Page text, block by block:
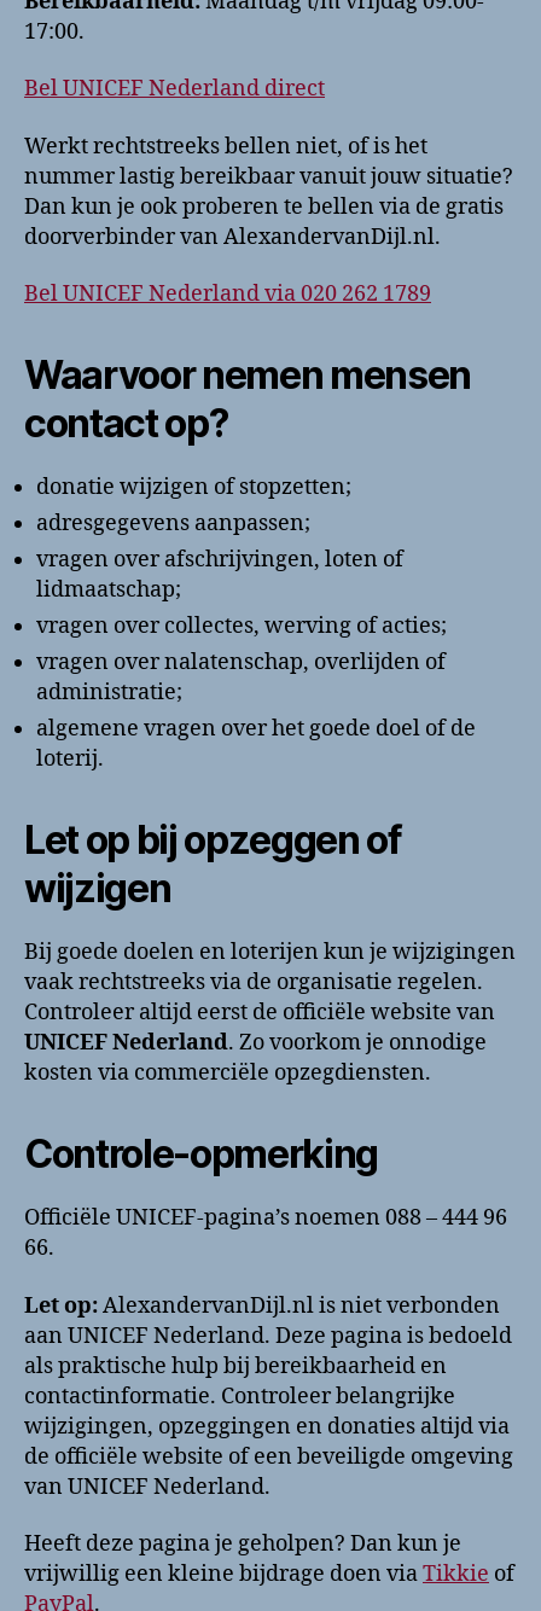
17:00.
Bel UNICEF Nederland direct
Werkt rechtstreeks bellen niet, of is het
nummer lastig bereikbaar vanuit jouw situatie?
Dan kun je ook proberen te bellen via de gratis
doorverbinder van AlexandervanDijl.nl.
Bel UNICEF Nederland via 020 262 1789
Waarvoor nemen mensen
contact op?
donatie wijzigen of stopzetten;
adresgegevens aanpassen;
vragen over afschrijvingen, loten of
lidmaatschap;
vragen over collectes, werving of acties;
vragen over nalatenschap, overlijden of
administratie;
algemene vragen over het goede doel of de
loterij.
Let op bij opzeggen of
wijzigen
Bij goede doelen en loterijen kun je wijzigingen
vaak rechtstreeks via de organisatie regelen.
Controleer altijd eerst de officiële website van
UNICEF Nederland. Zo voorkom je onnodige
kosten via commerciële opzegdiensten.
Controle-opmerking
Officiële UNICEF-pagina’s noemen 088 – 444 96
66.
Let op:AlexandervanDijl.nl is niet verbonden
aan UNICEF Nederland. Deze pagina is bedoeld
als praktische hulp bij bereikbaarheid en
contactinformatie. Controleer belangrijke
wijzigingen, opzeggingen en donaties altijd via
de officiële website of een beveiligde omgeving
van UNICEF Nederland.
Heeft deze pagina je geholpen? Dan kun je
vrijwillig een kleine bijdrage doen viaTikkie of
PayPal.